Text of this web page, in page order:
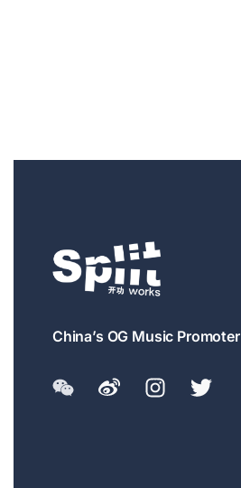
China’s OG Music Promoter